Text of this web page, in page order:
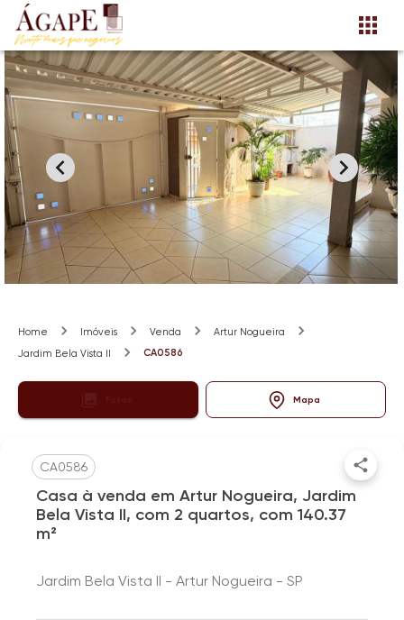
Home Imóveis Venda
Artur Nogueira
Jardim Bela Vista II
CA0586
Mapa
CA0586
Casa à venda em Artur Nogueira, Jardim
Bela Vista II, com 2 quartos, com 140.37
m²
Jardim Bela Vista II - Artur Nogueira - SP